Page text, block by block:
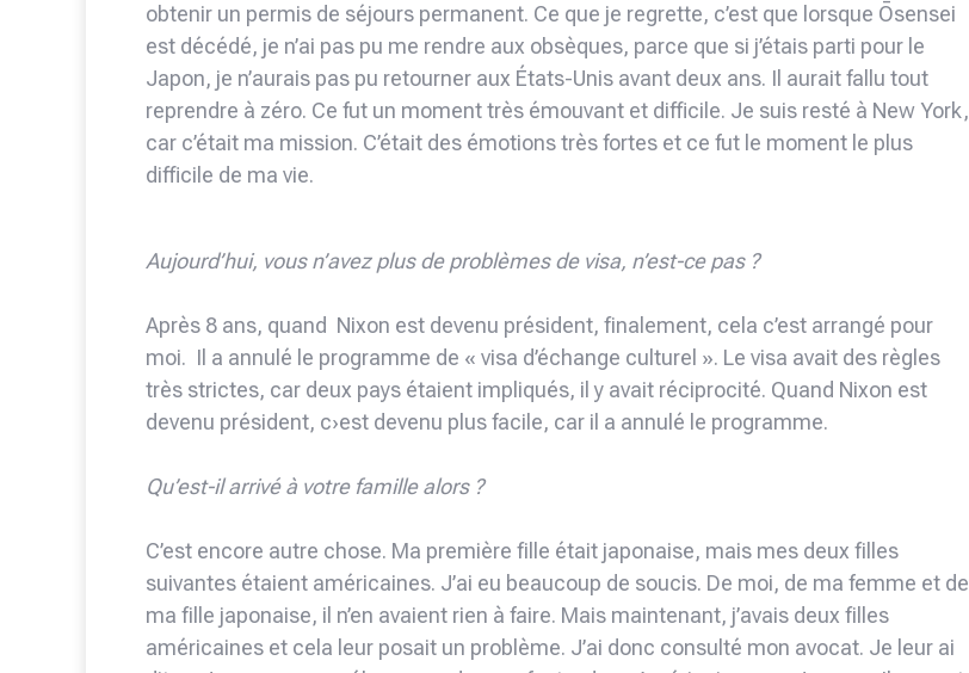
obtenir un permis de séjours permanent. Ce que je regrette, c’est que lorsque Ōsensei
est décédé, je n’ai pas pu me rendre aux obsèques, parce que si j’étais parti pour le
Japon, je n’aurais pas pu retourner aux États-Unis avant deux ans. Il aurait fallu tout
reprendre à zéro. Ce fut un moment très émouvant et difficile. Je suis resté à New York,
car c’était ma mission. C’était des émotions très fortes et ce fut le moment le plus
difficile de ma vie.
Aujourd’hui, vous n’avez plus de problèmes de visa, n’est-ce pas ?
Après 8 ans, quand Nixon est devenu président, finalement, cela c’est arrangé pour
moi. Il a annulé le programme de « visa d’échange culturel ». Le visa avait des règles
très strictes, car deux pays étaient impliqués, il y avait réciprocité. Quand Nixon est
devenu président, c›est devenu plus facile, car il a annulé le programme.
Qu’est-il arrivé à votre famille alors ?
C’est encore autre chose. Ma première fille était japonaise, mais mes deux filles
suivantes étaient américaines. J’ai eu beaucoup de soucis. De moi, de ma femme et de
ma fille japonaise, il n’en avaient rien à faire. Mais maintenant, j’avais deux filles
américaines et cela leur posait un problème. J’ai donc consulté mon avocat. Je leur ai